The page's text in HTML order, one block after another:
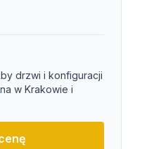
drzwi i konfiguracji
w Krakowie i